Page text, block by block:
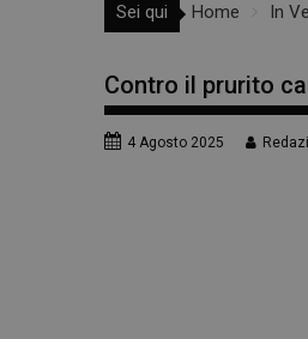
Sei qui Home In
Contro il prurito
4 Agosto 2025